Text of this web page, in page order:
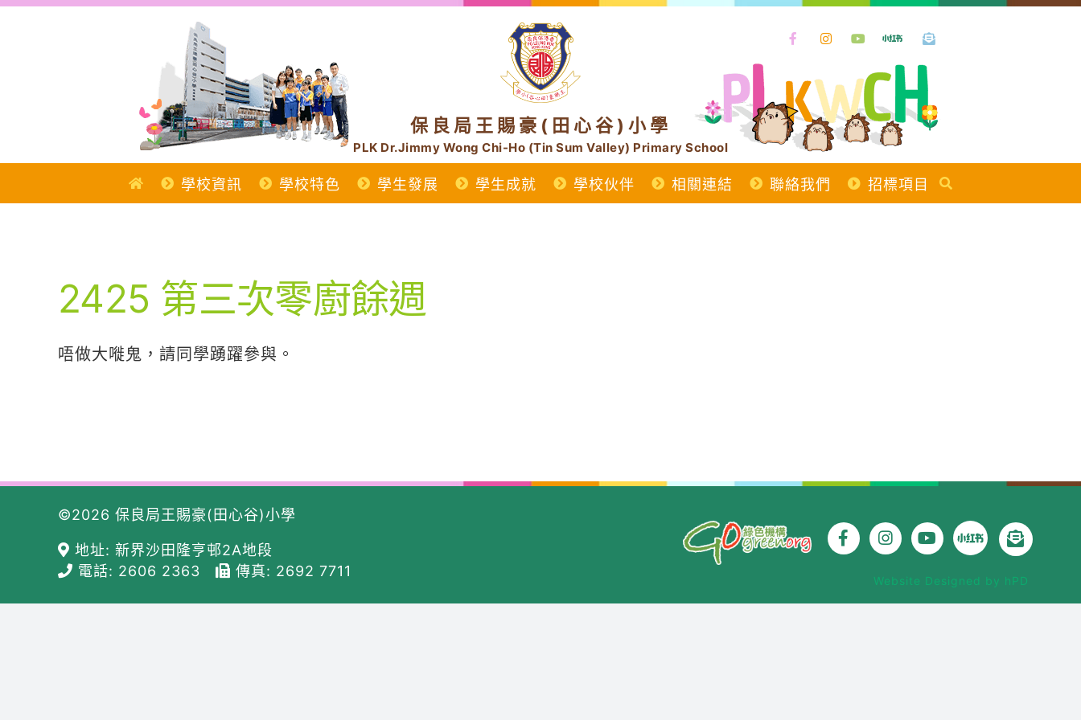
Skip
保良局王賜豪(田心谷)小學
PLK Dr.Jimmy Wong Chi-Ho (Tin Sum Valley) Primary School
學校資訊 學校特色 學生發展 學生成就 學校伙伴 相關連結 聯絡我們 招標項目
2425 第三次零廚餘週
唔做大嘥鬼，請同學踴躍參與。
©2026 保良局王賜豪(田心谷)小學
地址: 新界沙田隆亨邨2A地段
電話: 2606 2363
傳真: 2692 7711
Website Designed by hPD